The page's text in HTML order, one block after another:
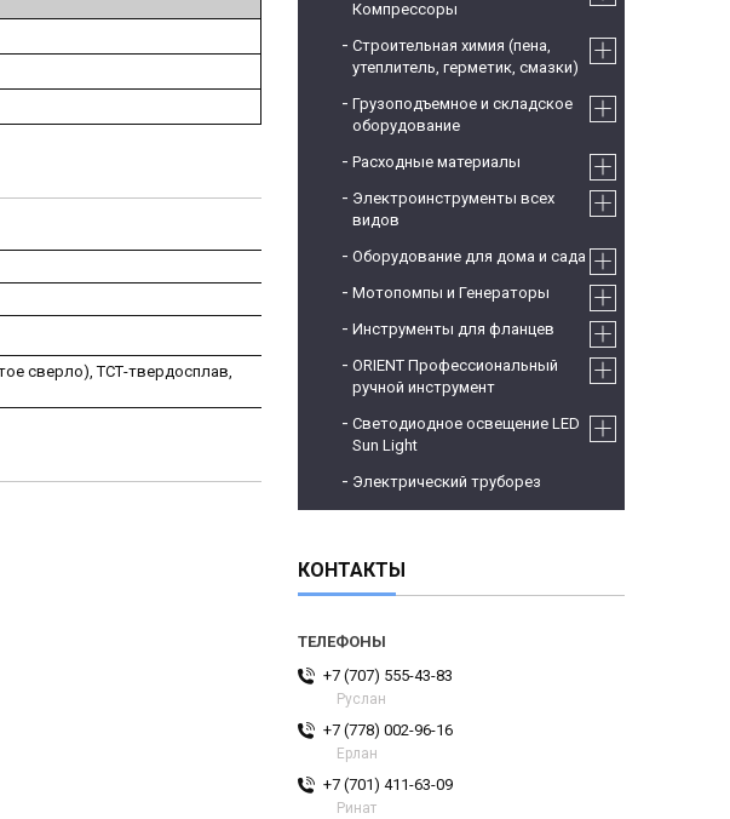
сверло), ТСТ-твердосплав,
Компрессоры
Строительная химия (пена,
утеплитель, герметик, смазки)
Грузоподъемное и складское
оборудование
Расходные материалы
Электроинструменты всех
видов
Оборудование для дома и сада
Мотопомпы и Генераторы
Инструменты для фланцев
ORIENT Профессиональный
ручной инструмент
Светодиодное освещение LED
Sun Light
Электрический труборез
КОНТАКТЫ
+7 (707) 555-43-83
Руслан
+7 (778) 002-96-16
Ерлан
+7 (701) 411-63-09
Ринат